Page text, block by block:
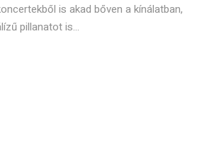
is akad bőven a kínálatban,
pillanatot is...